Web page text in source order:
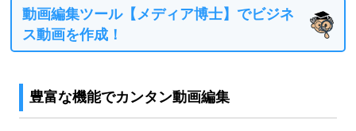
動画編集ツール【メディア博士】でビジネ
ス動画を作成！
豊富な機能でカンタン動画編集